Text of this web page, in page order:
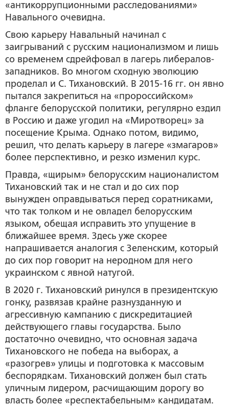
«антикоррупционными расследованиями»
Навального очевидна.
Свою карьеру Навальный начинал с
заигрываний с русским национализмом и лишь
со временем сдрейфовал в лагерь либералов-
западников. Во многом сходную эволюцию
проделал и С. Тихановский. В 2015-16 гг. он явно
пытался закрепиться на «пророссийском»
фланге белорусской политики, регулярно ездил
в Россию и даже угодил на «Миротворец» за
посещение Крыма. Однако потом, видимо,
решил, что делать карьеру в лагере «змагаров»
более перспективно, и резко изменил курс.
Правда, «щирым» белорусским националистом
Тихановский так и не стал и до сих пор
вынужден оправдываться перед соратниками,
что так толком и не овладел белорусским
языком, обещая исправить это упущение в
ближайшее время. Здесь уже скорее
напрашивается аналогия с Зеленским, который
до сих пор говорит на неродном для него
украинском с явной натугой.
В 2020 г. Тихановский ринулся в президентскую
гонку, развязав крайне разнузданную и
агрессивную кампанию с дискредитацией
действующего главы государства. Было
достаточно очевидно, что основная задача
Тихановского не победа на выборах, а
«разогрев» улицы и подготовка к массовым
беспорядкам. Тихановский должен был стать
уличным лидером, расчищающим дорогу во
власть более «респектабельным» кандидатам.